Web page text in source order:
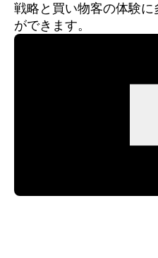
戦略と買い物客の体験
ができます。